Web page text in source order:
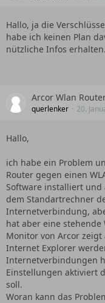
Hallo, ja die
habe ich keinen Plan
nützliche Infos
Arcor Wlan
querlenker 20.
Hallo,
ich habe ein Problem
Router gegen einen
Software installiert
dem Standartrechner
Internetverbindung,
hat aber eine stehende
Monitor von Arcor
Internet Explorer
Internetverbindungen
Einstellungen aktiviert
soll.
Woran kann das